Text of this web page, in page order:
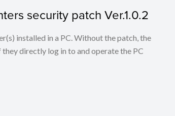
security patch Ver.1.0.2
installed in a PC. Without the patch, the
directly log in to and operate the PC